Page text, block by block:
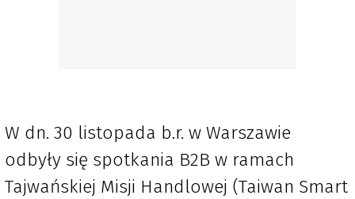
W dn. 30 listopada b.r. w Warszawie
odbyły się spotkania B2B w ramach
Tajwańskiej Misji Handlowej (Taiwan Smart